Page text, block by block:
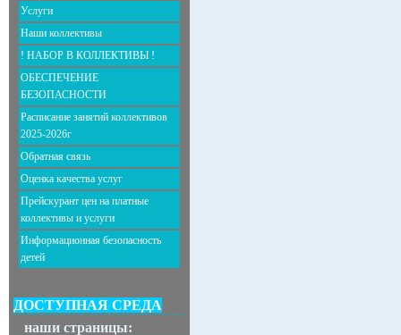
Услуги
Наши коллективы
! НАБОР В КОЛЛЕКТИВЫ !
ОБЕСПЕЧЕНИЕ
БЕЗОПАСНОСТИ
Расписание занятий коллективов
2025-2026г
Обратная связь
Оценка качества услуг
Прейскурант цен на платные
коллективы и услуги
Информационная безопасность
детей
ДОСТУПНАЯ СРЕДА
наши страницы: